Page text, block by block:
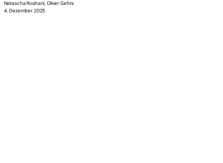
Natascha Roshani, Oliver Gehrs
4. Dezember 2025